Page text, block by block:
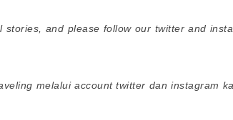
stories, and please follow our twitter and
melalui account twitter dan instagram